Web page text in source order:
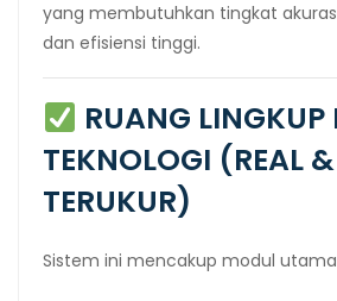
yang membutuhkan tingkat
dan efisiensi tinggi.
RUANG LINGKUP
TEKNOLOGI (REAL &
TERUKUR)
Sistem ini mencakup modul